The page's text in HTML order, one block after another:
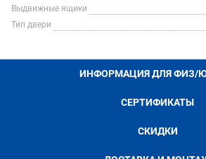
Выдвижные ящики
Тип двери
ИНФОРМАЦИЯ ДЛЯ ФИЗ/
СЕРТИФИКАТЫ
СКИДКИ